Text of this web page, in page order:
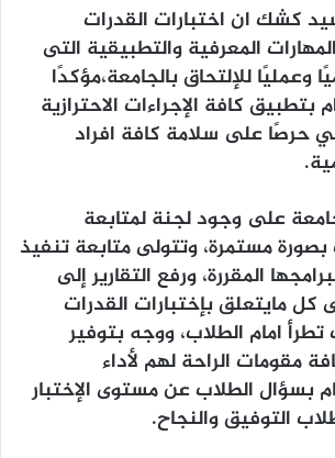
كشك ان اختبارات القدرات
المعرفية والتطبيقية التى
وعمليًا للإلتحاق بالجامعة،مؤكدًا
بتطبيق كافة الإجراءات الاحترازية
حرصًا على سلامة كافة افراد
على وجود لجنة لمتابعة
بصورة مستمرة، وتتولى متابعة تنفيذ
المقررة، ورفع التقارير إلى
مايتعلق بإختبارات القدرات
امام الطلاب، ووجه بتوفير
مقومات الراحة لهم لأداء
بسؤال الطلاب عن مستوى الإختبار
التوفيق والنجاح.